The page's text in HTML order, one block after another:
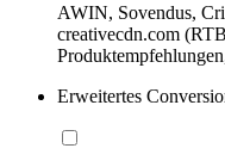
AWIN, Sovendus,
creativecdn.com
Erweitertes